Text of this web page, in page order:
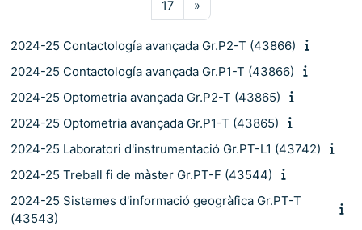
17Pàgina 17
»Pàgina següent
2024-25 Contactología avançada Gr.P2-T (43866)
2024-25 Contactología avançada Gr.P1-T (43866)
2024-25 Optometria avançada Gr.P2-T (43865)
2024-25 Optometria avançada Gr.P1-T (43865)
2024-25 Laboratori d'instrumentació Gr.PT-L1 (43742)
2024-25 Treball fi de màster Gr.PT-F (43544)
2024-25 Sistemes d'informació geogràfica Gr.PT-T
(43543)